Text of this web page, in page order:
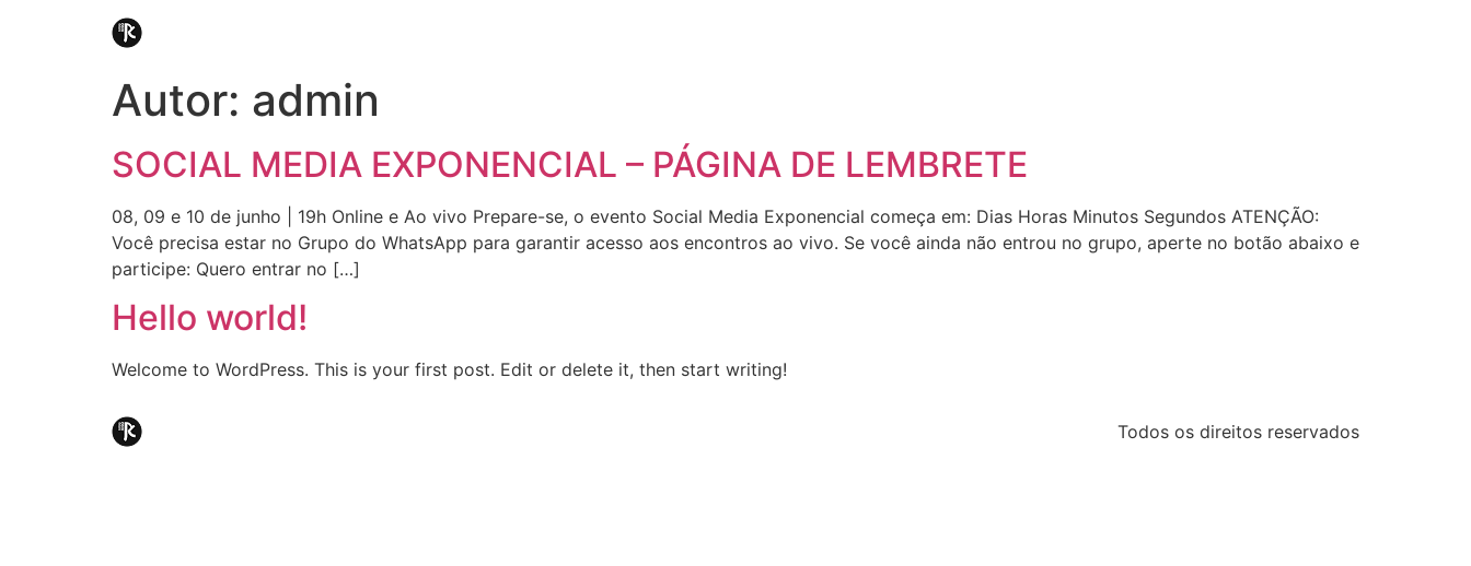
Autor: admin
SOCIAL MEDIA EXPONENCIAL – PÁGINA DE LEMBRETE
08, 09 e 10 de junho | 19h Online e Ao vivo Prepare-se, o evento Social Media Exponencial começa em: Dias Horas Minutos Segundos ATENÇÃO:
Você precisa estar no Grupo do WhatsApp para garantir acesso aos encontros ao vivo. Se você ainda não entrou no grupo, aperte no botão abaixo e
participe: Quero entrar no […]
Hello world!
Welcome to WordPress. This is your first post. Edit or delete it, then start writing!
Todos os direitos reservados